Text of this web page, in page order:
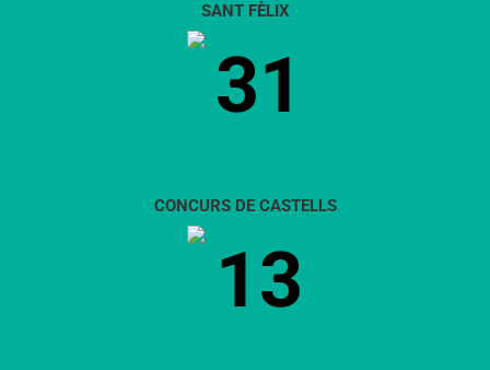
SANT FÈLIX
31
CONCURS DE CASTELLS
13